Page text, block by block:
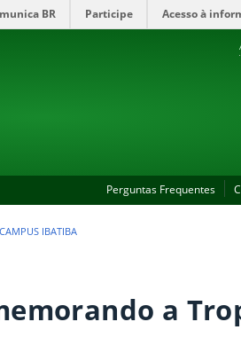
BR Participe Acesso à
Perguntas Frequentes
IBATIBA
a